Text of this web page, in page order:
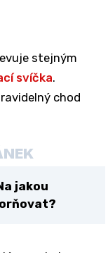
stejným
svíčka.
chod
jakou